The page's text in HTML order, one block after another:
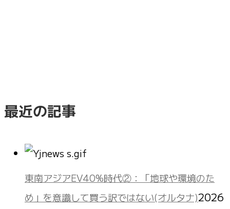
最近の記事
東南アジアEV40%時代②：「地球や環境のた
め」を意識して買う訳ではない(オルタナ)2026